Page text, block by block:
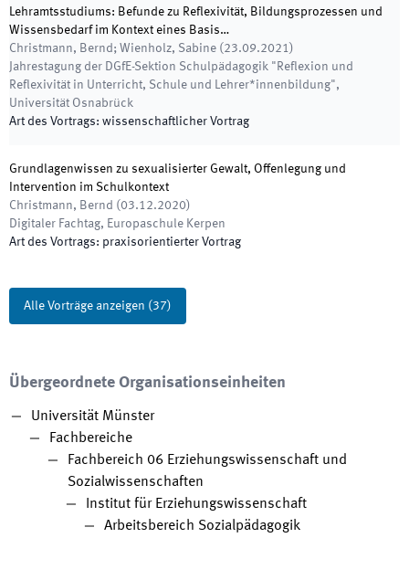
Lehramtsstudiums: Befunde zu Reflexivität, Bildungsprozessen und
Wissensbedarf im Kontext eines Basis…
Christmann, Bernd; Wienholz, Sabine ( 23.09.2021)
Jahrestagung der DGfE-Sektion Schulpädagogik "Reflexion und
Reflexivität in Unterricht, Schule und Lehrer*innen­bildung",
Universität Osnabrück
Art des Vortrags: wissenschaftlicher Vortrag
Grundlagenwissen zu sexualisierter Gewalt, Offenlegung und
Intervention im Schulkontext
Christmann, Bernd (03.12.2020)
Digitaler Fachtag, Europaschule Kerpen
Art des Vortrags: praxisorientierter Vortrag
Alle Vorträge anzeigen (37)
Übergeordnete Organisationseinheiten
Universität Münster
Fachbereiche
Fachbereich 06 Erziehungswissenschaft und
Sozialwissenschaften
Institut für Erziehungswissenschaft
Arbeitsbereich Sozialpädagogik